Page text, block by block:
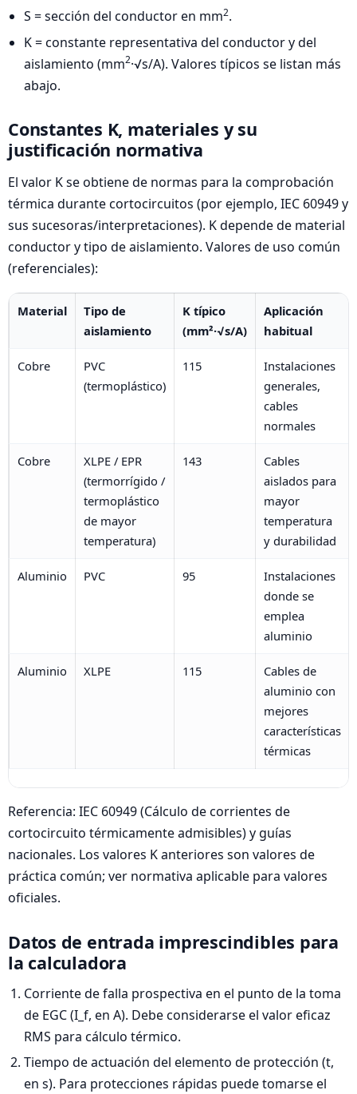
S = sección del conductor en mm2.
K = constante representativa del conductor y del
aislamiento (mm2·√s/A). Valores típicos se listan más
abajo.
Constantes K, materiales y su
justificación normativa
El valor K se obtiene de normas para la comprobación
térmica durante cortocircuitos (por ejemplo, IEC 60949 y
sus sucesoras/interpretaciones). K depende de material
conductor y tipo de aislamiento. Valores de uso común
(referenciales):
Material
Tipo de
aislamiento
K típico
(mm²·√s/A)
Aplicación
habitual
Cobre
PVC
(termoplástico)
115
Instalaciones
generales,
cables
normales
Cobre
XLPE / EPR
(termorrígido /
termoplástico
de mayor
temperatura)
143
Cables
aislados para
mayor
temperatura
y durabilidad
Aluminio PVC 95
Instalaciones
donde se
emplea
aluminio
Aluminio XLPE 115
Cables de
aluminio con
mejores
características
térmicas
Referencia: IEC 60949 (Cálculo de corrientes de
cortocircuito térmicamente admisibles) y guías
nacionales. Los valores K anteriores son valores de
práctica común; ver normativa aplicable para valores
oficiales.
Datos de entrada imprescindibles para
la calculadora
Corriente de falla prospectiva en el punto de la toma
de EGC (I_f, en A). Debe considerarse el valor eficaz
RMS para cálculo térmico.
Tiempo de actuación del elemento de protección (t,
en s). Para protecciones rápidas puede tomarse el